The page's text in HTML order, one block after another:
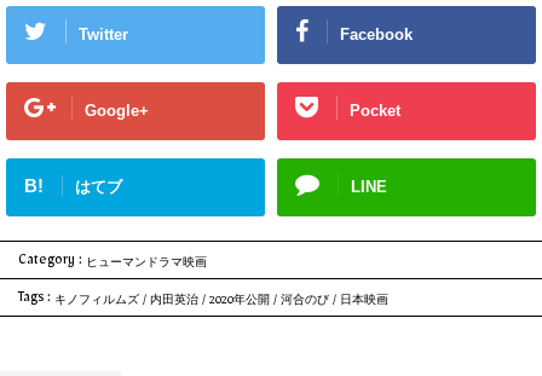
っています。トランスジェンダーとして、日々身体と心の葛藤を抱え新...
Twitter Facebook
Google+ Pocket
B! はてブ LINE
Category : ヒューマンドラマ映画
Tags : キノフィルムズ / 内田英治 / 2020年公開 / 河合のび / 日本映画